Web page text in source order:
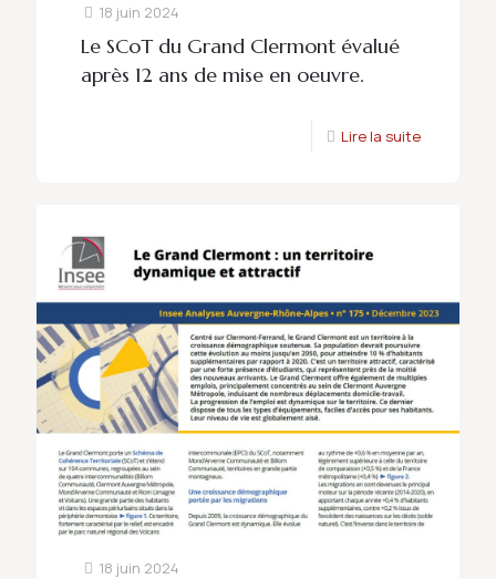
18 juin 2024
Le SCoT du Grand Clermont évalué
après 12 ans de mise en oeuvre.
Lire la suite
18 juin 2024